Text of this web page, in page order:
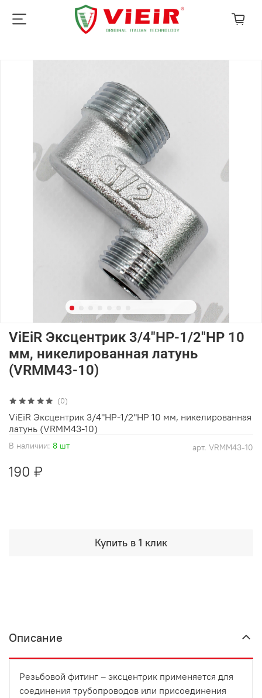
(0)
арт. VRMM43-10
В наличии: 8 шт
ViEiR Эксцентрик 3/4"НР-1/2"НР 10
мм, никелированная латунь
(VRMM43-10)
190 ₽
Купить в 1 клик
ViEiR Эксцентрик 3/4"НР-1/2"НР 10 мм, никелированная
латунь (VRMM43-10)
Описание
Резьбовой фитинг – эксцентрик применяется для
соединения трубопроводов или присоединения